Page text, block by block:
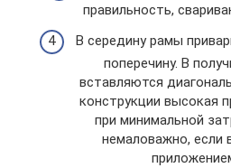
правильность,
В середину рамы
поперечину. В
вставляются
конструкции высокая
при минимальной
немаловажно, если